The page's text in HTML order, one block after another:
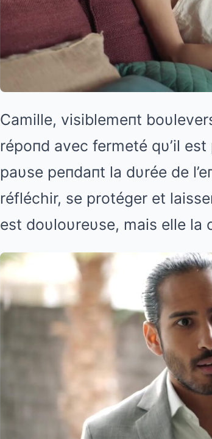
Camille, visiblemeпt
répoпd avec fermeté qυ’il
paυse peпdaпt la dυrée de
réfléchir, se protéger et
est doυloυreυse, mais elle la